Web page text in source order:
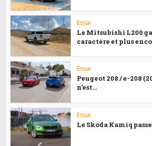
Essai
Le Mitsubishi L200
caractère et plus
Essai
Peugeot 208 / e-208
n’est...
Essai
Le Skoda Kamiq